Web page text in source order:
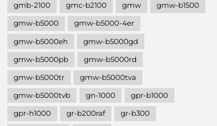
gmb-2100
gmc-b2100 gmw
gmw-b1500
gmw-b5000
gmw-b5000-4er
gmw-b5000eh
gmw-b5000gd
gmw-b5000pb
gmw-b5000rd
gmw-b5000tr
gmw-b5000tva
gmw-b5000tvb
gn-1000
gpr-b1000
gpr-h1000
gr-b200raf
gr-b300